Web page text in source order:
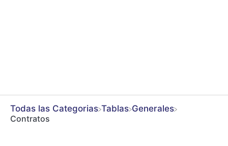
Todas las Categorias ​Tablas ​Generales
Contratos